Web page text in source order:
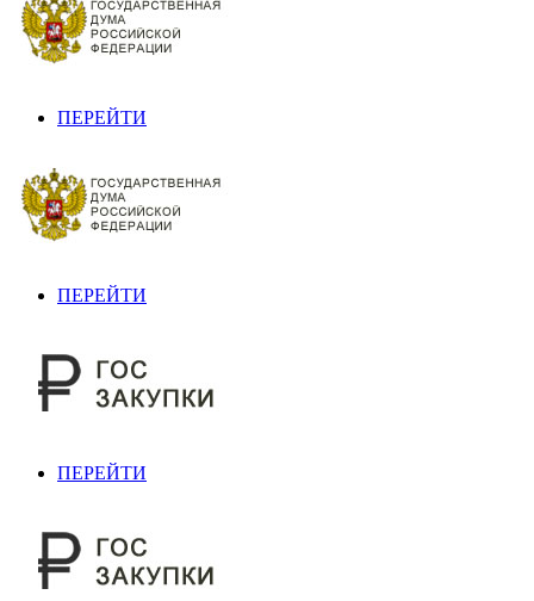
ПЕРЕЙТИ
ПЕРЕЙТИ
ПЕРЕЙТИ